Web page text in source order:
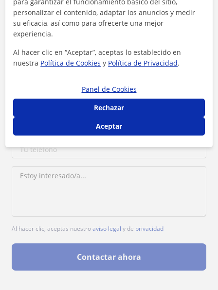
Contacta con Belén
1ª clase gratis
Al hacer clic, aceptas nuestroaviso legal y de privacidad
Contactar ahora
personalizar el contenido, adaptar los anuncios y medir
su eficacia, así como para ofrecerte una mejor
experiencia.
Al hacer clic en “Aceptar”, aceptas lo establecido en
nuestra Política de Cookies y Política de Privacidad.
Panel de Cookies
Rechazar
Aceptar